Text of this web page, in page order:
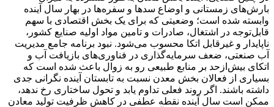
بارش‌های زمستانی و اوضاع سدها و سفره‌ها در بهار سال آینده
وابسته شده است؛ وضعیتی که برای یک بخش اقتصادی با سهم
قابل‌توجه در اشتغال، صادرات و تامین مواد اولیه صنایع کشور،
ناپایدار و غیرقابل اتکا محسوب می‌شود. نبود برنامه جامع مدیریت
آب صنعتی، ضعف سرمایه‌گذاری در فناوری‌های بازیافت آب و
اتکای بیش‌ازحد بر منابع طبیعی رو به زوال باعث شده است که
بسیاری از فعالان بخش معدن نسبت به تابستان آینده نگرانی جدی
داشته باشند. اگر روند فعلی تداوم یابد و تحول ساختاری رخ ندهد،
ممکن است سال آینده نقطه عطفی در کاهش ظرفیت تولید معادن